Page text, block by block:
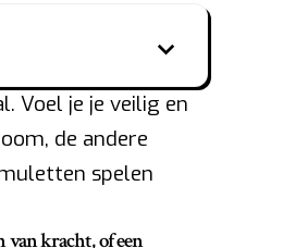
Voel je je veilig en
de andere
spelen
van kracht, of een